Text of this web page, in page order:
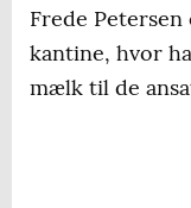
Frede
kantine, hvor
mælk til de